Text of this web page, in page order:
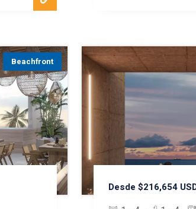
Beachfront
Desde $216,654